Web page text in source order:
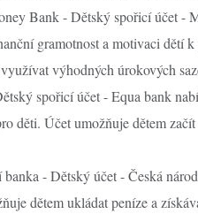
Bank - Dětský spořicí účet -
gramotnost a motivaci dětí
výhodných úrokových
spořicí účet - Equa bank
děti. Účet umožňuje dětem
banka - Dětský účet - Česká
dětem ukládat peníze a